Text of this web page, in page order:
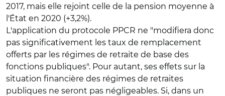
2017, mais elle rejoint celle de la pension moyenne à
l'État en 2020 (+3,2%).
L'application du protocole PPCR ne "modifiera donc
pas significativement les taux de remplacement
offerts par les régimes de retraite de base des
fonctions publiques". Pour autant, ses effets sur la
situation financière des régimes de retraites
publiques ne seront pas négligeables. Si, dans un